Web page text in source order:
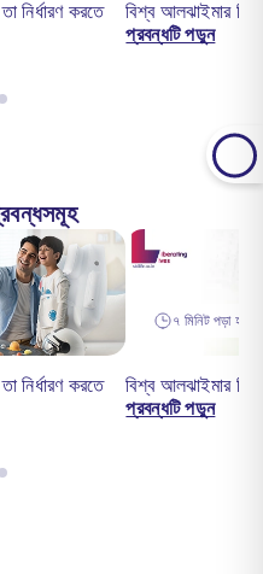
নির্ধারণ করতে
বিশ্ব আলঝাইমার
প্রবন্ধটি পড়ুন
নির্ধারণ করতে
৭ মিনিট পড়া
বিশ্ব আলঝাইমার
প্রবন্ধটি পড়ুন